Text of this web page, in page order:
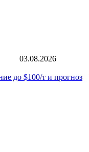
03.08.2026
до $100/т и прогноз